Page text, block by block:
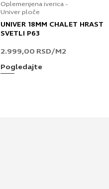
Oplemenjena iverica -
Univer ploče
UNIVER 18MM CHALET HRAST
SVETLI P63
2.999,00 RSD/M2
Pogledajte